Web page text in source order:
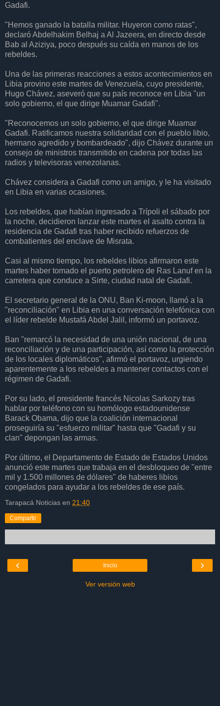
Gadafi.
"Hemos ganado la batalla militar. Huyeron como ratas",
declaró Abdelhakim Belhaj a Al Jazeera, en directo desde
Bab al Aziziya, poco después su caída en manos de los
rebeldes.
Una de las primeras reacciones a estos acontecimientos en
Libia provino este martes de Venezuela, cuyo presidente,
Hugo Chávez, aseveró que su país reconoce en Libia "un
solo gobierno, el que dirige Muamar Gadafi".
"Reconocemos un solo gobierno, el que dirige Muamar
Gadafi. Ratificamos nuestra solidaridad con el pueblo libio,
hermano agredido y bombardeado", dijo Chávez durante un
consejo de ministros transmitido en cadena por todas las
radios y televisoras venezolanas.
Chávez considera a Gadafi como un amigo, y le ha visitado
en Libia en varias ocasiones.
Los rebeldes, que habían ingresado a Trípoli el sábado por
la noche, decidieron lanzar este martes el asalto contra la
residencia de Gadafi tras haber recibido refuerzos de
combatientes del enclave de Misrata.
Casi al mismo tiempo, los rebeldes libios afirmaron este
martes haber tomado el puerto petrolero de Ras Lanuf en la
carretera que conduce a Sirte, ciudad natal de Gadafi.
El secretario general de la ONU, Ban Ki-moon, llamó a la
"reconciliación" en Libia en una conversación telefónica con
el líder rebelde Mustafá Abdel Jalil, informó un portavoz.
Ban "remarcó la necesidad de una unión nacional, de una
reconciliación y de una participación, así como la protección
de los locales diplomáticos", afirmó el portavoz, urgiendo
aparentemente a los rebeldes a mantener contactos con el
régimen de Gadafi.
Por su lado, el presidente francés Nicolas Sarkozy tras
hablar por teléfono con su homólogo estadounidense
Barack Obama, dijo que la coalición internacional
proseguiría su "esfuerzo militar" hasta que "Gadafi y su
clan" depongan las armas.
Por último, el Departamento de Estado de Estados Unidos
anunció este martes que trabaja en el desbloqueo de "entre
mil y 1.500 millones de dólares" de haberes libios
congelados para ayudar a los rebeldes de ese país.
Tarapacá Noticias en 21:40
Compartir
‹ ›
Inicio
Ver versión web